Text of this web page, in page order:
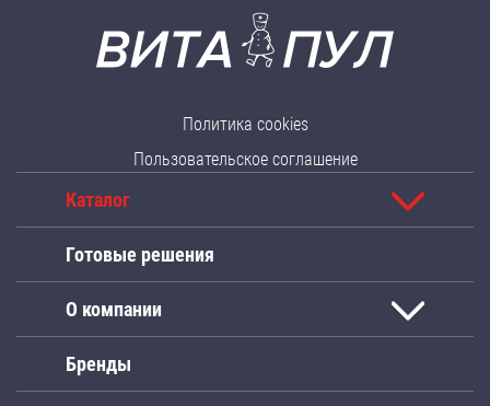
Политика cookies
Пользовательское соглашение
Каталог
Готовые решения
О компании
Бренды